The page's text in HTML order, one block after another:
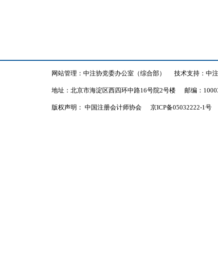
网站管理：中注协党委办公室（综合部） 技术支持：中
地址：北京市海淀区西四环中路16号院2号楼 邮编：
版权声明： 中国注册会计师协会 京ICP备05032222-1号